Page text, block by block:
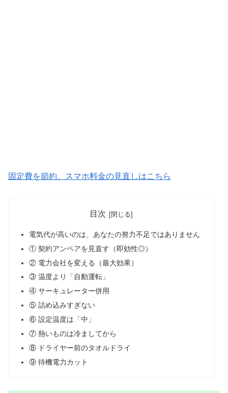
固定費を節約、スマホ料金の見直しはこちら
目次
電気代が高いのは、あなたの努力不足ではありません
① 契約アンペアを見直す（即効性◎）
② 電力会社を変える（最大効果）
③ 温度より「自動運転」
④ サーキュレーター併用
⑤ 詰め込みすぎない
⑥ 設定温度は「中」
⑦ 熱いものは冷ましてから
⑧ ドライヤー前のタオルドライ
⑨ 待機電力カット